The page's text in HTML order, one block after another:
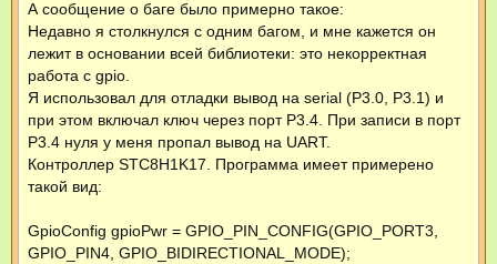
щ
н
и
А сообщение о баге было примерно такое:
Недавно я столкнулся с одним багом, и мне кажется он
лежит в основании всей библиотеки: это некорректная
работа с gpio.
Я использовал для отладки вывод на serial (P3.0, P3.1) и
при этом включал ключ через порт P3.4. При записи в порт
P3.4 нуля у меня пропал вывод на UART.
Контроллер STC8H1K17. Программа имеет примерено
такой вид:
GpioConfig gpioPwr = GPIO_PIN_CONFIG(GPIO_PORT3,
GPIO_PIN4, GPIO_BIDIRECTIONAL_MODE);